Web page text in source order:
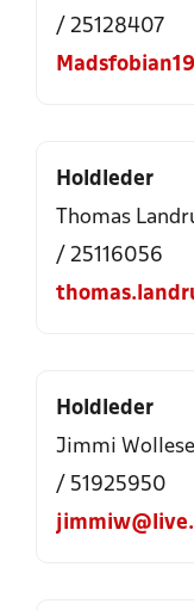
/ 25128407
Holdleder
Thomas
/ 25116056
Holdleder
Jimmi
/ 51925950